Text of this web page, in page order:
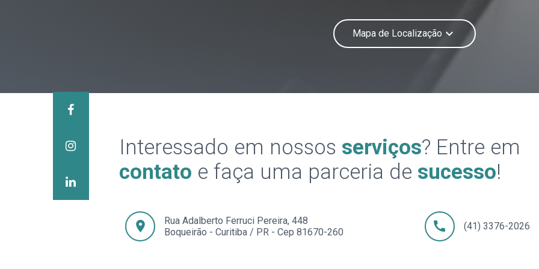
Mapa de Localização keyboard_arrow_down
Interessado em nossos serviços? Entre em
contato e faça uma parceria de sucesso!
location_on
Rua Adalberto Ferruci Pereira, 448
Boqueirão - Curitiba / PR - Cep 81670-260
call (41) 3376-2026